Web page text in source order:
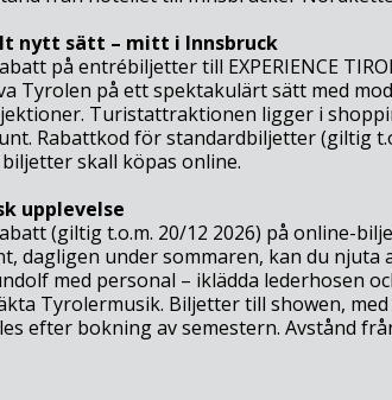
nytt sätt – mitt i Innsbruck
på entrébiljetter till EXPERIENCE
Tyrolen på ett spektakulärt sätt med
Turistattraktionen ligger i
Rabattkod för standardbiljetter (giltig
skall köpas online.
upplevelse
(giltig t.o.m. 20/12 2026) på online-
dagligen under sommaren, kan du njuta
med personal – iklädda lederhosen
Tyrolermusik. Biljetter till showen,
efter bokning av semestern. Avstånd